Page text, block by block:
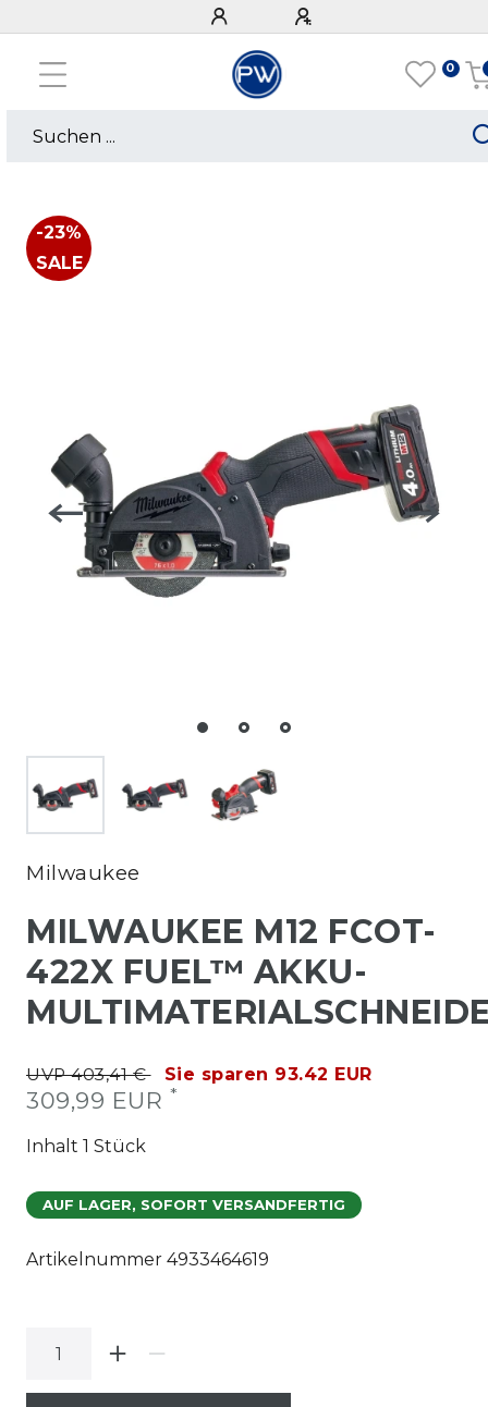
0
-23%
SALE
Milwaukee
MILWAUKEE M12 FCOT-
422X FUEL™ AKKU-
UVP 403,41 € Sie sparen 93.42 EUR
309,99 EUR *
Inhalt 1 Stück
AUF LAGER, SOFORT VERSANDFERTIG
Artikelnummer 4933464619